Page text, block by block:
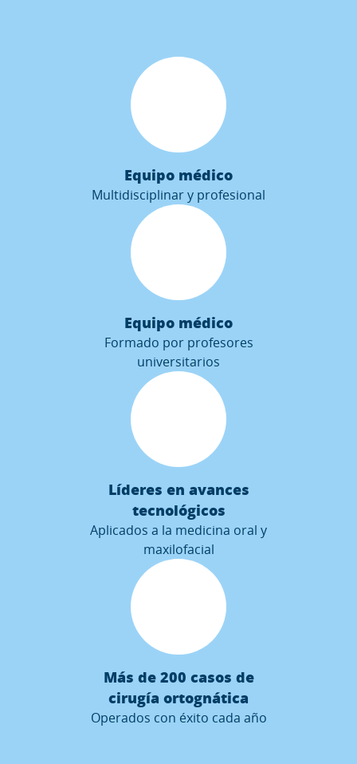
Equipo médico
Multidisciplinar y profesional
Equipo médico
Formado por profesores
universitarios
Líderes en avances
tecnológicos
Aplicados a la medicina oral y
maxilofacial
Más de 200 casos de
cirugía ortognática
Operados con éxito cada año